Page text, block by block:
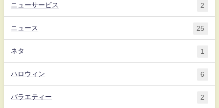
ニューサービス 2
ニュース 25
ネタ 1
ハロウィン 6
バラエティー 2